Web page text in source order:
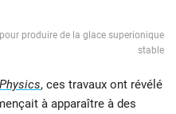
produire de la glace superionique
stable
, ces travaux ont révélé
à apparaître à des